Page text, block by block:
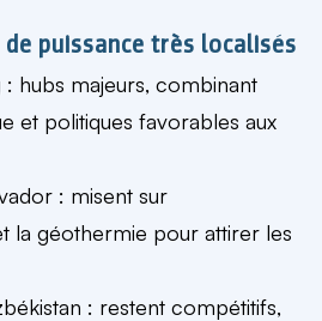
puissance très localisés
: hubs majeurs, combinant
et politiques favorables aux
: misent sur
la géothermie pour attirer les
: restent compétitifs,